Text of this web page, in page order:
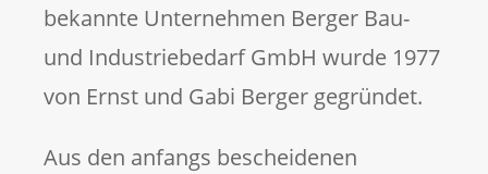
bekannte Unternehmen Berger Bau-
und Industriebedarf GmbH wurde 1977
von Ernst und Gabi Berger gegründet.
Aus den anfangs bescheidenen